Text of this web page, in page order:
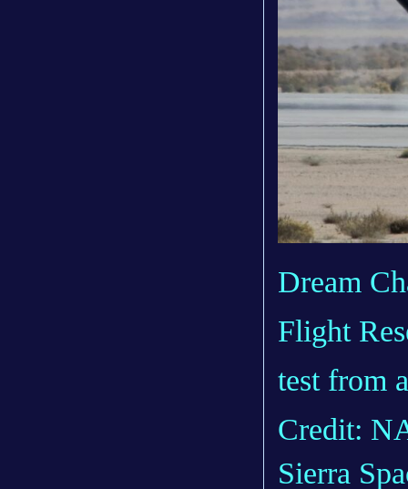
Dream
Flight
test from
Credit:
Sierra